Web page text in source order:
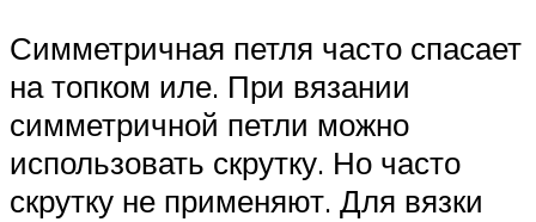
Симметричная петля часто спасает
на топком иле. При вязании
симметричной петли можно
использовать скрутку. Но часто
скрутку не применяют. Для вязки